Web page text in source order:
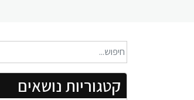
טקסט חופשי...
קטגוריות נושאים